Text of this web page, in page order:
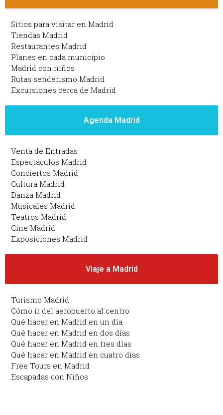
Sitios para visitar en Madrid
Tiendas Madrid
Restaurantes Madrid
Planes en cada municipio
Madrid con niños
Rutas senderismo Madrid
Excursiones cerca de Madrid
Agenda Madrid
Venta de Entradas
Espectáculos Madrid
Conciertos Madrid
Cultura Madrid
Danza Madrid
Musicales Madrid
Teatros Madrid
Cine Madrid
Exposiciones Madrid
Viaje a Madrid
Turismo Madrid
Cómo ir del aeropuerto al centro
Qué hacer en Madrid en un día
Qué hacer en Madrid en dos días
Qué hacer en Madrid en tres días
Qué hacer en Madrid en cuatro días
Free Tours en Madrid
Escapadas con Niños